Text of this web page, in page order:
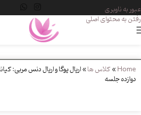
عبور به ناوبری
رفتن به محتوای اصلی
Home
»کلاس ها»اریال یوگا و اریال دنس مربی:
دوازده جلسه